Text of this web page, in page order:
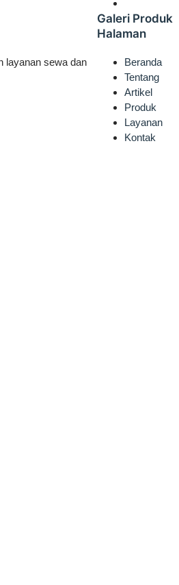
Galeri Produk
layanan sewa dan
Halaman
Beranda
Tentang
Artikel
Produk
Layanan
Kontak